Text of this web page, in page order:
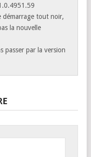
démarrage tout noir,
la nouvelle
passer par la version